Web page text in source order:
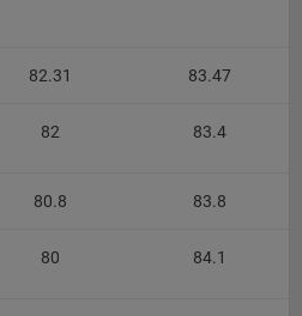
обезличенные данные
файлы «cookie»),
Интернет-статистики,
информации о действиях
обезличенные
случае, если это разрешено в
(включено
и использование технологии
следующие типы файлов
82.31 83.47
82 83.4
80.8 83.8
80 84.1